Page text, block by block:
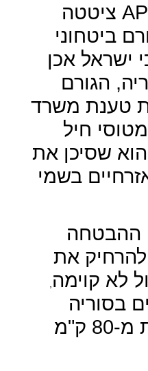
AP ציטטה
ביטחוני
ישראל אכן
הגורם
טענת משרד
חיל
הוא שסיכן את
בשמי
ההבטחה
את
לא קוימה
בסוריה
במרחק של פחות מ-80 ק"מ